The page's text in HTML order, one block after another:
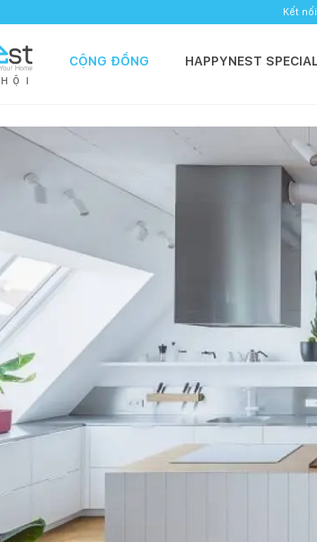
Kết
H Ộ I
CỘNG ĐỒNG HAPPYNEST